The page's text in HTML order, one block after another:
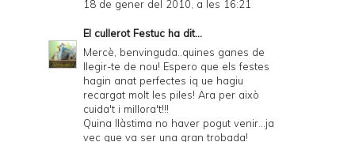
18 de gener del 2010, a les 16:21
El cullerot Festuc ha dit...
Mercè, benvinguda..quines ganes de
llegir-te de nou! Espero que els festes
hagin anat perfectes iq ue hagiu
recargat molt les piles! Ara per això
cuida't i millora't!!!
Quina llàstima no haver pogut venir...ja
vec que va ser una gran trobada!